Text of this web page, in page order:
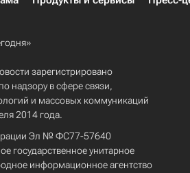
зарегистрировано
надзору в сфере связи,
и массовых коммуникаций
2014 года.
Эл № ФС77-57640
государственное унитарное
информационное агентство